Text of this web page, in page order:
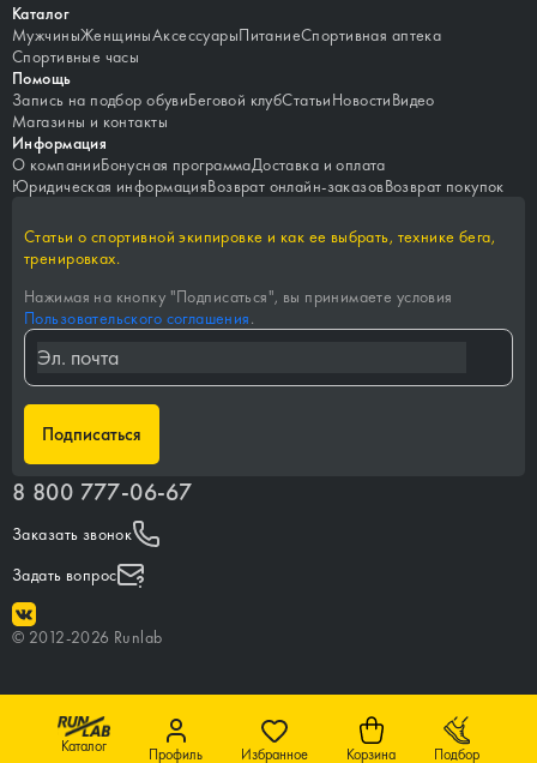
Каталог Профиль Избранное Корзина Подбор
Каталог
МужчиныЖенщиныАксессуарыПитаниеСпортивная аптека
Спортивные часы
Помощь
Запись на подбор обувиБеговой клубСтатьиНовостиВидео
Магазины и контакты
Информация
О компанииБонусная программаДоставка и оплата
Юридическая информацияВозврат онлайн-заказовВозврат покупок
Статьи о спортивной экипировке и как ее выбрать, технике бега,
тренировках.
Нажимая на кнопку "Подписаться", вы принимаете условия
Пользовательского соглашения.
Подписаться
8 800 777-06-67
Заказать звонок
Задать вопрос
© 2012-2026 Runlab